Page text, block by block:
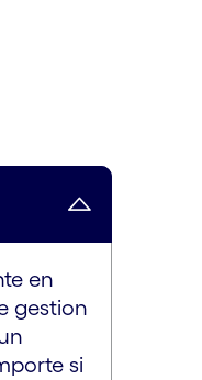
en
gestion
si